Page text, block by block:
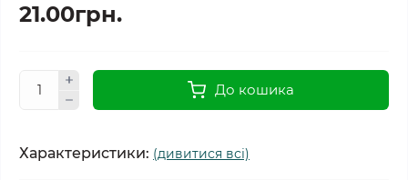
21.00грн.
До кошика
Характеристики: (дивитися всі)